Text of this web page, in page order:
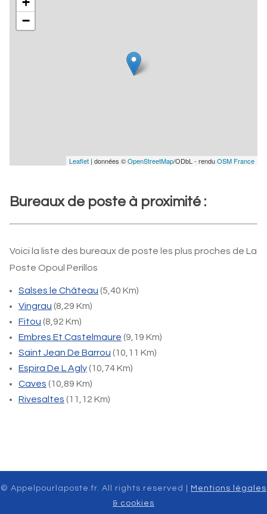
−
Leaflet | données ©OpenStreetMap/ODbL - renduOSM France
Bureaux de poste à proximité :
Voici la liste des bureaux de poste les plus proches de La
Poste Opoul Perillos
Salses le Château (5,40 Km)
Vingrau (8,29 Km)
Fitou (8,92 Km)
Embres Et Castelmaure (9,19 Km)
Saint Jean De Barrou (10,11 Km)
Espira De L Agly(10,74 Km)
Caves (10,89 Km)
Rivesaltes (11,12 Km)
© Appelpourlaposte.fr. All rights reserved |
Mentions légales
& cookies